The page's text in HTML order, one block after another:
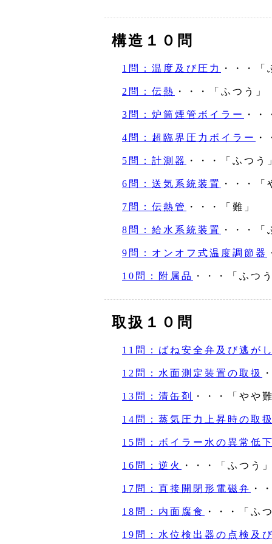
構造１０問
1問：温度及び圧力 ・・・「
2問：伝熱 ・・・「ふつう」
3問：炉筒煙管ボイラー ・
4問：超臨界圧力ボイラー
5問：計測器 ・・・「ふつう
6問：送気系統装置 ・・・「
7問：伝熱管 ・・・「難」
8問：給水系統装置 ・・・「
9問：オンオフ式温度調節器
10問：附属品 ・・・「ふつ
取扱１０問
11問：ばね安全弁及び逃が
12問：水面測定装置の取扱
13問：清缶剤 ・・・「やや
14問：蒸気圧力上昇時の取
15問：ボイラー水の異常低
16問：逆火 ・・・「ふつう
17問：直接開閉形電磁弁 ・
18問：内面腐食 ・・・「ふ
19問：水位検出器の点検及